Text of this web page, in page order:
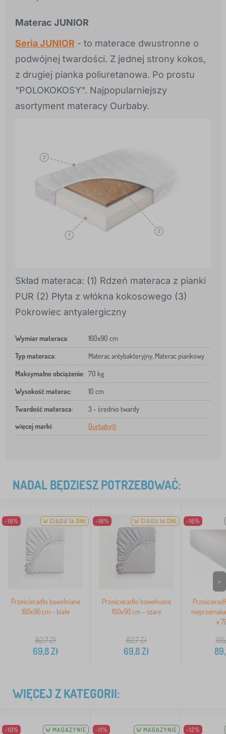
Materac JUNIOR
Seria JUNIOR - to materace dwustronne o
podwójnej twardości. Z jednej strony kokos,
z drugiej pianka poliuretanowa. Po prostu
"POLOKOKOSY". Najpopularniejszy
asortyment materacy Ourbaby.
Skład materaca: (1) Rdzeń materaca z pianki
PUR (2) Płyta z włókna kokosowego (3)
Pokrowiec antyalergiczny
Wymiar materaca: 160x90 cm
Typ materaca: Materac antybakteryjny, Materac piankowy
Maksymalne obciążenie: 70 kg
Wysokość materac: 10 cm
Twardość materaca:
3 - średnio twardy
więcej marki: Ourbaby®
NADAL BĘDZIESZ POTRZEBOWAĆ:
-16% W CIĄGU 14 DNI
Prześcieradło bawełniane
160x90 cm - białe
82,7Zł
69,8Zł
-16% W CIĄGU 14 DNI
Prześcieradło bawełniane
160x90 cm - szare
82,7Zł
69,8Zł
-16%
x
>
WIĘCEJ Z KATEGORII:
-10% W MAGAZYNIE
-11%
W MAGAZYNIE
-12%